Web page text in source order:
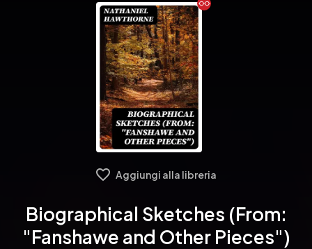
Ebook
Aggiungi alla libreria
Biographical Sketches (From:
"Fanshawe and Other Pieces")